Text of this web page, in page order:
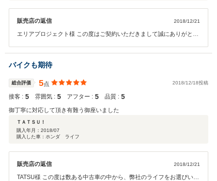
販売店の返信 2018/12/21
エリアプロジェクト様 この度はご契約いただきまして誠にありがとう
同心から感謝しております。 御社のお役に立てるクルマをご提供でき
たこと、大変うれしく思っております。 私どもでは、できる限りお客
様の立場になって、カーライフアドバイザーとしてより最適な一台を
ご案内差し上げることが大切だと感じております。 これからも、ご期
待に添える商品の取り揃えと、最適な一台をご提供できるよう努めて
まいりたいと思います。社員様が続々と増加されている、素晴らしい
業績の御社のお役に立てるよう今後も務めさせていただきます。 お車
うぞ宜しくお願い致します
バイクも期待
総合評価 5点 2018/12/18投稿
接客 : 5 雰囲気 : 5 アフター : 5 品質 : 5
御丁寧に対応して頂き有難う御座いました
ＴＡＴＳＵ！
購入年月： 2018/07
購入した車：ホンダ ライフ
販売店の返信 2018/12/21
TATSU様 この度は数ある中古車の中から、弊社のライフをお選びいた